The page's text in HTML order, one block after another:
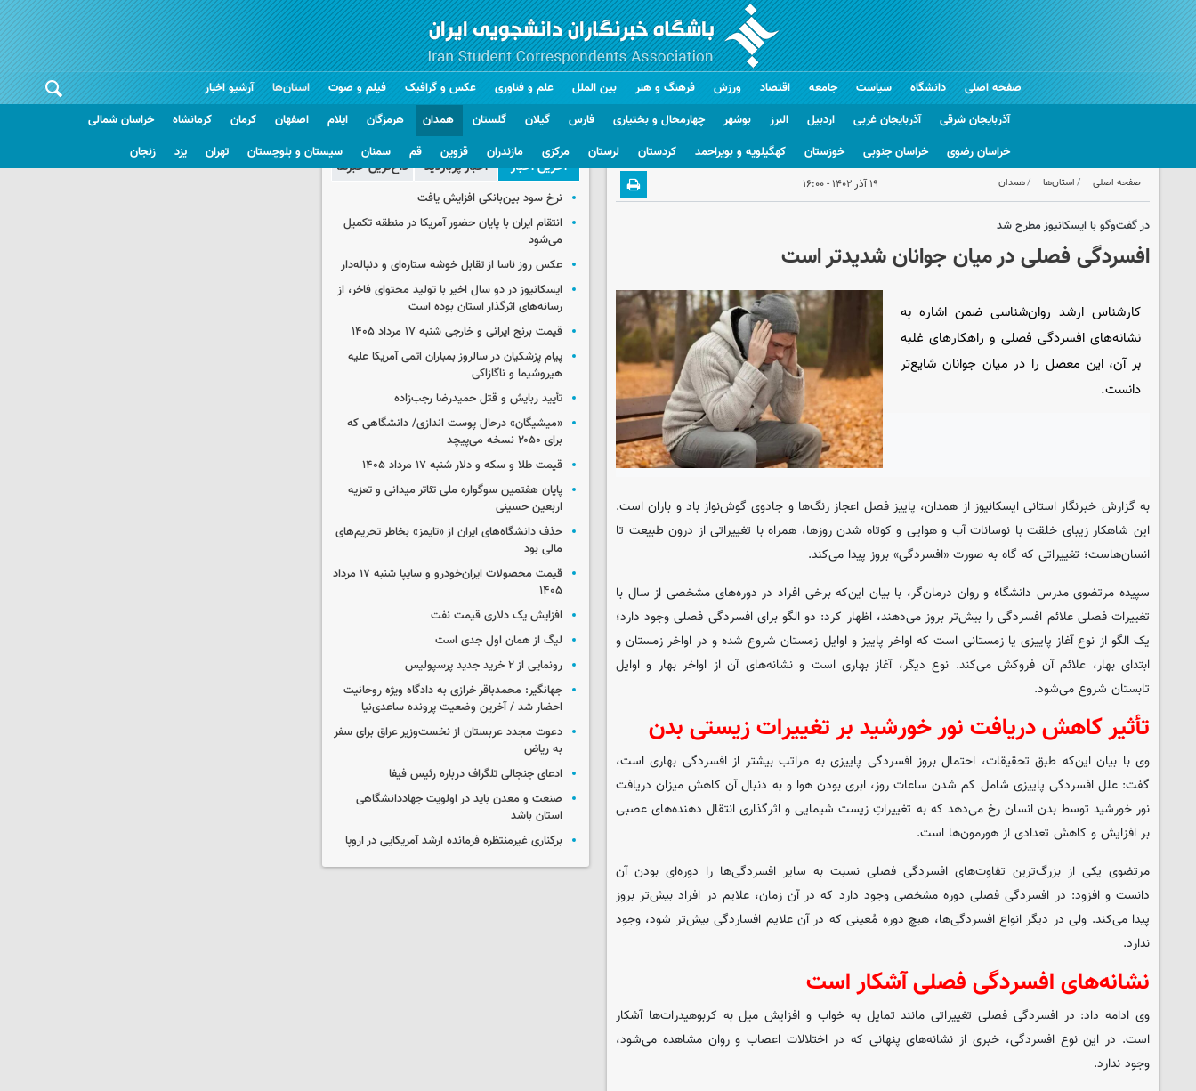
صفحه اصلی دانشگاه سیاست جامعه اقتصاد ورزش فرهنگ و هنر بین الملل علم و فناوری عکس و گرافیک فیلم و صوت
استان‌ها
آذربایجان شرقی
آذربایجان غربی اردبیل البرز بوشهر چهارمحال و بختیاری فارس گیلان گلستان همدان هرمزگان ایلام اصفهان کرمان کرمانشاه
خراسان شمالی
خراسان رضوی
خراسان جنوبی خوزستان کهگیلویه و بویراحمد کردستان لرستان مرکزی مازندران قزوین قم سمنان سیستان و بلوچستان تهران یزد زنجان
آرشیو اخبار
صفحه اصلی استان‌ها همدان ۱۹ آذر ۱۴۰۲ - ۱۶:۰۰
در گفت‌وگو با ایسکانیوز مطرح شد
افسردگی فصلی در میان جوانان شدیدتر است
کارشناس ارشد روان‌شناسی ضمن اشاره به
نشانه‌های افسردگی فصلی و راهکارهای غلبه
بر آن، این معضل را در میان جوانان شایع‌تر
دانست.
به گزارش خبرنگار استانیایسکانیوز از همدان، پاییز فصل اعجاز رنگ‌ها و جادوی گوش‌نواز باد و باران است.
این شاهکار زیبای خلقت با نوسانات آب و هوایی و کوتاه شدن روزها، همراه با تغییراتی از درون طبیعت تا
انسان‌هاست؛ تغییراتی که گاه به صورت «افسردگی» بروز پیدا می‌کند.
سپیده مرتضوی مدرس دانشگاه و روان‌ درمان‌گر، با بیان این‌که برخی افراد در دوره‌های مشخصی از سال با
تغییرات فصلی علائم افسردگی را بیش‌تر بروز می‌دهند، اظهار کرد: دو الگو برای افسردگی فصلی وجود دارد؛
یک الگو از نوع آغاز پاییزی یا زمستانی است که اواخر پاییز و اوایل زمستان شروع شده و در اواخر زمستان و
ابتدای بهار، علائم آن فروکش می‌کند. نوع دیگر، آغاز بهاری است و نشانه‌های آن از اواخر بهار و اوایل
تابستان شروع می‌شود.
تأثیر کاهش دریافت نور خورشید بر تغییرات زیستی بدن
وی با بیان این‌که طبق تحقیقات، احتمال بروز افسردگی پاییزی به‌ مراتب بیشتر از افسردگی بهاری است،
گفت: علل افسردگی پاییزی شامل کم شدن ساعات روز، ابری بودن هوا و به دنبال آن کاهش میزان دریافت
نور خورشید توسط بدن انسان رخ می‌دهد که به تغییراتِ زیست شیمایی و اثرگذاری انتقال دهنده‌های عصبی
بر افزایش و کاهش تعدادی از هورمون‌ها است.
مرتضوی یکی از بزرگ‌ترین تفاوت‌های افسردگی فصلی نسبت به سایر افسردگی‌ها را دوره‌ای بودن آن
دانست و افزود: در افسردگی فصلی دوره مشخصی وجود دارد که در آن زمان، علایم در افراد بیش‌تر بروز
پیدا می‌کند. ولی در دیگر انواع افسردگی‌ها، هیچ دوره مُعینی که در آن علایم افساردگی بیش‌تر شود، وجود
ندارد.
نشانه‌های افسردگی فصلی آشکار است
وی ادامه داد: در افسردگی فصلی تغییراتی مانند تمایل به خواب و افزایش میل به کربوهیدرات‌ها آشکار
است. در این نوع افسردگی، خبری از نشانه‌های پنهانی که در اختلالات اعصاب و روان مشاهده می‌شود،
وجود ندارد.
آخرین اخبار اخبار پربازدید داغ‌ترین خبرها
نرخ سود بین‌بانکی افزایش یافت
انتقام ایران با پایان حضور آمریکا در منطقه تکمیل
می‌شود
عکس روز ناسا از تقابل خوشه ستاره‌ای و دنباله‌دار
ایسکانیوز در دو سال اخیر با تولید محتوای فاخر، از
رسانه‌های اثرگذار استان بوده است
قیمت برنج ایرانی و خارجی شنبه ۱۷ مرداد ۱۴۰۵
پیام پزشکیان در سالروز بمباران اتمی آمریکا علیه
هیروشیما و ناگازاکی
تأیید ربایش و قتل حمیدرضا رجب‌زاده
«میشیگان» درحال پوست اندازی/ دانشگاهی که
برای ۲۰۵۰ نسخه می‌پیچد
قیمت طلا و سکه و دلار شنبه ۱۷ مرداد ۱۴۰۵
پایان هفتمین سوگواره ملی تئاتر میدانی و تعزیه
اربعین حسینی
حذف دانشگاه‌های ایران از «تایمز» بخاطر تحریم‌های
مالی بود
قیمت محصولات ایران‌خودرو و سایپا شنبه ۱۷ مرداد
۱۴۰۵
افزایش یک دلاری قیمت نفت
لیگ از همان اول جدی است
رونمایی از ۲ خرید جدید پرسپولیس
جهانگیر: محمدباقر خرازی به دادگاه ویژه روحانیت
احضار شد / آخرین وضعیت پرونده ساعدی‌نیا
دعوت مجدد عربستان از نخست‌وزیر عراق برای سفر
به ریاض
ادعای جنجالی تلگراف درباره رئیس فیفا
صنعت و معدن باید در اولویت جهاددانشگاهی
استان باشد
برکناری غیرمنتظره فرمانده ارشد آمریکایی در اروپا